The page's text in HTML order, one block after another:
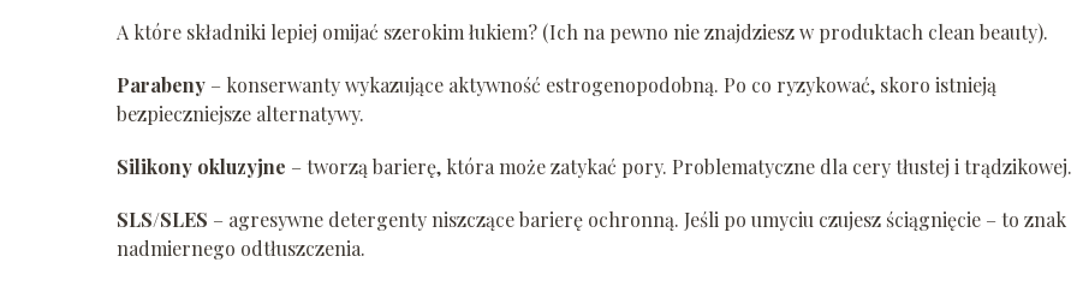
A które składniki lepiej omijać szerokim łukiem? (Ich na pewno nie znajdziesz w produktach clean beauty).
Parabeny – konserwanty wykazujące aktywność estrogenopodobną. Po co ryzykować, skoro istnieją
bezpieczniejsze alternatywy.
Silikony okluzyjne – tworzą barierę, która może zatykać pory. Problematyczne dla cery tłustej i trądzikowej.
SLS/SLES – agresywne detergenty niszczące barierę ochronną. Jeśli po umyciu czujesz ściągnięcie – to znak
nadmiernego odtłuszczenia.